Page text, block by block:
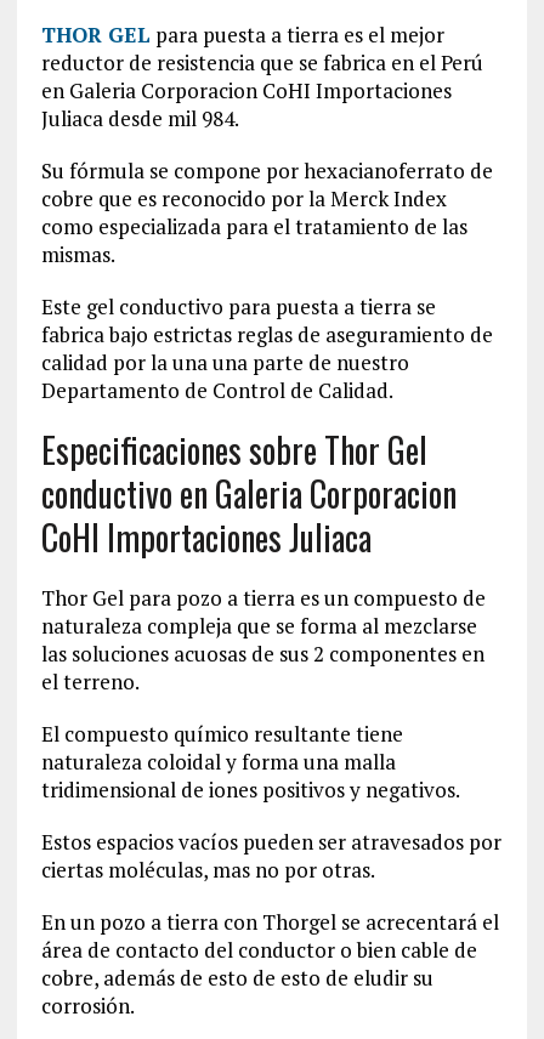
THOR GEL para puesta a tierra es el mejor
reductor de resistencia que se fabrica en el Perú
en Galeria Corporacion CoHI Importaciones
Juliaca desde mil 984.
Su fórmula se compone por hexacianoferrato de
cobre que es reconocido por la Merck Index
como especializada para el tratamiento de las
mismas.
Este gel conductivo para puesta a tierra se
fabrica bajo estrictas reglas de aseguramiento de
calidad por la una una parte de nuestro
Departamento de Control de Calidad.
Especificaciones sobre Thor Gel
conductivo en Galeria Corporacion
CoHI Importaciones Juliaca
Thor Gel para pozo a tierra es un compuesto de
naturaleza compleja que se forma al mezclarse
las soluciones acuosas de sus 2 componentes en
el terreno.
El compuesto químico resultante tiene
naturaleza coloidal y forma una malla
tridimensional de iones positivos y negativos.
Estos espacios vacíos pueden ser atravesados por
ciertas moléculas, mas no por otras.
En un pozo a tierra con Thorgel se acrecentará el
área de contacto del conductor o bien cable de
cobre, además de esto de esto de eludir su
corrosión.